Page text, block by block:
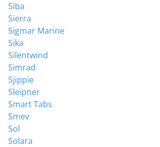
Siba
Sierra
Sigmar Marine
Sika
Silentwind
Simrad
Sjippie
Sleipner
Smart Tabs
Smev
Sol
Solara